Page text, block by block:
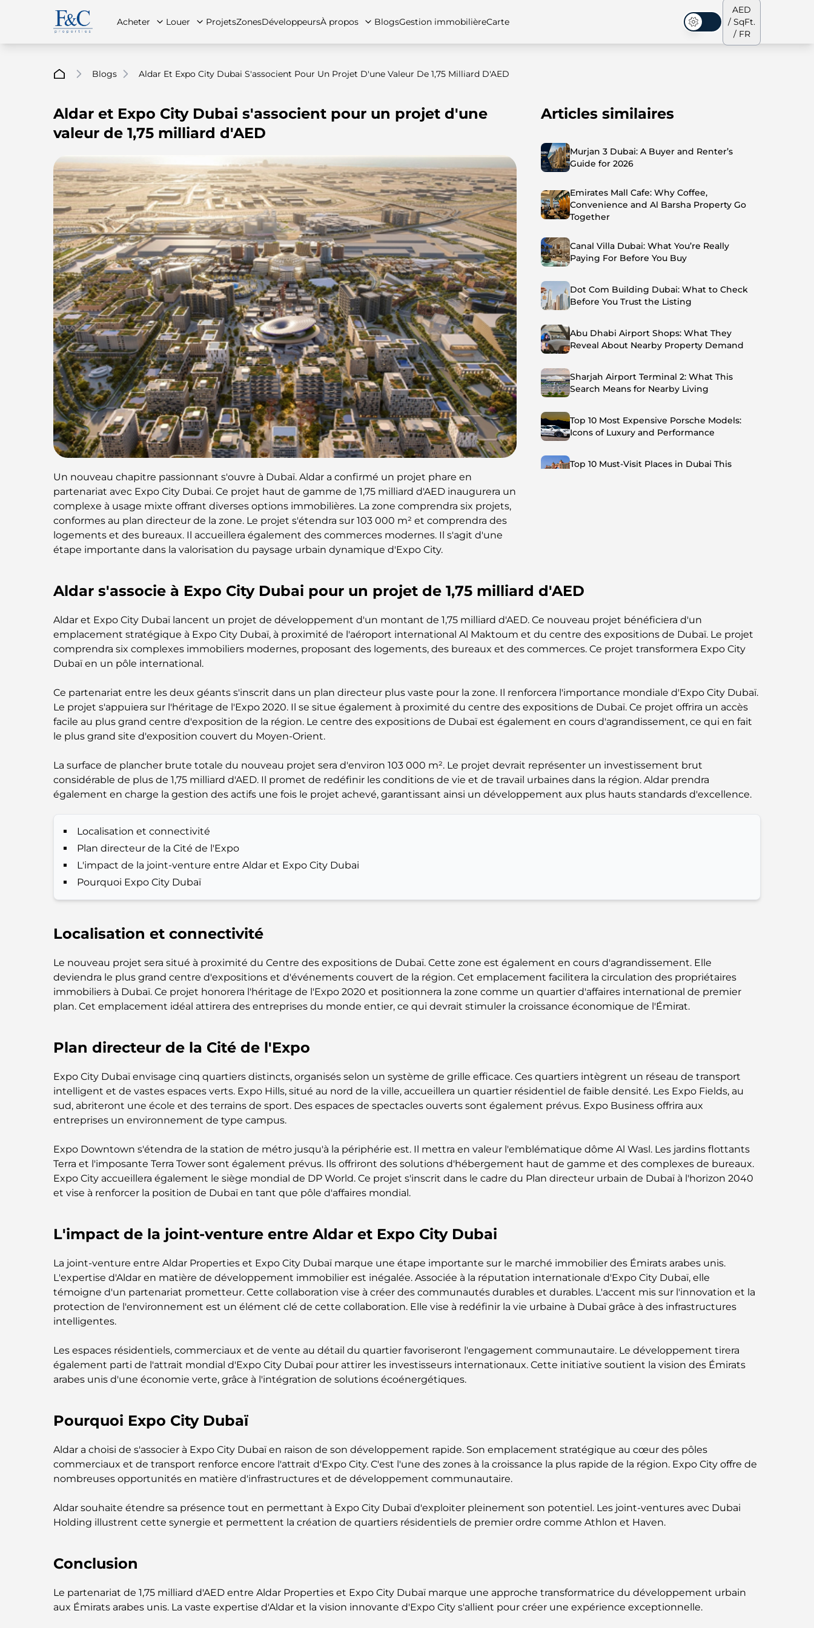
Acheter
Toutes les propriétés Appartements Villas Maisons de ville Penthouses
Louer
Toutes les propriétés Appartements Villas Maisons de ville Penthouses
ProjetsZonesDéveloppeursÀ propos
À propos de nous Contactez-nous Carrières FAQs Notre équipe
BlogsGestion immobilièreCarte
Mode sombre
AED
/ SqFt.
/ FR
Blogs Aldar Et Expo City Dubai S'associent Pour Un Projet D'une Valeur De 1,75 Milliard D'AED
Aldar et Expo City Dubai s'associent pour un projet d'une
valeur de 1,75 milliard d'AED
Un nouveau chapitre passionnant s'ouvre à Dubaï. Aldar a confirmé un projet phare en
partenariat avec Expo City Dubai. Ce projet haut de gamme de 1,75 milliard d'AED inaugurera un
complexe à usage mixte offrant diverses options immobilières. La zone comprendra six projets,
conformes au plan directeur de la zone. Le projet s'étendra sur 103 000 m² et comprendra des
logements et des bureaux. Il accueillera également des commerces modernes. Il s'agit d'une
étape importante dans la valorisation du paysage urbain dynamique d'Expo City.
Articles similaires
Murjan 3 Dubai: A Buyer and Renter’s
Guide for 2026
Emirates Mall Cafe: Why Coffee,
Convenience and Al Barsha Property Go
Together
Canal Villa Dubai: What You’re Really
Paying For Before You Buy
Dot Com Building Dubai: What to Check
Before You Trust the Listing
Abu Dhabi Airport Shops: What They
Reveal About Nearby Property Demand
Sharjah Airport Terminal 2: What This
Search Means for Nearby Living
Top 10 Most Expensive Porsche Models:
Icons of Luxury and Performance
Top 10 Must-Visit Places in Dubai This
Best Schools in Downtown Dubai: A Guide
Que faire à Dubaï en été : le guide ultime
pour profiter de la chaleur
de présents attentionnés et intemporels
Écoles à proximité de Palm Jumeirah : un
Les meilleurs hôtels de Business Bay, à
Dubaï : votre guide ultime
: un avant-goût d'Italie au cœur de la ville
Les 7 meilleures salles de sport de Dubai
Hills : le summum du fitness
Découvrez les meilleurs petits-déjeuners de
Business Bay, à Dubaï.
Lamborghini les plus chères jamais
construites : la liste ultime des
Les meilleures écoles près de Damac Hills
2 : un guide pour les familles
Les meilleurs restaurants indiens de Dubaï :
Découvrez la promenade de Palm
Jumeirah : une balade placée sous le signe
Hôtels 5 étoiles à Dubaï : un luxe inégalé
pour chaque voyageur
café et de la convivialité
Aldar s'associe à Expo City Dubai pour un projet de 1,75 milliard d'AED
Aldar et Expo City Dubaï lancent un projet de développement d'un montant de 1,75 milliard d'AED. Ce nouveau projet bénéficiera d'un
emplacement stratégique à Expo City Dubaï, à proximité de l'aéroport international Al Maktoum et du centre des expositions de Dubaï. Le projet
comprendra six complexes immobiliers modernes, proposant des logements, des bureaux et des commerces. Ce projet transformera Expo City
Dubaï en un pôle international.
Ce partenariat entre les deux géants s'inscrit dans un plan directeur plus vaste pour la zone. Il renforcera l'importance mondiale d'Expo City Dubaï.
Le projet s'appuiera sur l'héritage de l'Expo 2020. Il se situe également à proximité du centre des expositions de Dubaï. Ce projet offrira un accès
facile au plus grand centre d'exposition de la région. Le centre des expositions de Dubaï est également en cours d'agrandissement, ce qui en fait
le plus grand site d'exposition couvert du Moyen-Orient.
La surface de plancher brute totale du nouveau projet sera d'environ 103 000 m². Le projet devrait représenter un investissement brut
considérable de plus de 1,75 milliard d'AED. Il promet de redéfinir les conditions de vie et de travail urbaines dans la région. Aldar prendra
également en charge la gestion des actifs une fois le projet achevé, garantissant ainsi un développement aux plus hauts standards d'excellence.
Localisation et connectivité
Plan directeur de la Cité de l'Expo
L'impact de la joint-venture entre Aldar et Expo City Dubai
Pourquoi Expo City Dubaï
Localisation et connectivité
Le nouveau projet sera situé à proximité du Centre des expositions de Dubaï. Cette zone est également en cours d'agrandissement. Elle
deviendra le plus grand centre d'expositions et d'événements couvert de la région. Cet emplacement facilitera la circulation des propriétaires
immobiliers à Dubaï. Ce projet honorera l'héritage de l'Expo 2020 et positionnera la zone comme un quartier d'affaires international de premier
plan. Cet emplacement idéal attirera des entreprises du monde entier, ce qui devrait stimuler la croissance économique de l'Émirat.
Plan directeur de la Cité de l'Expo
Expo City Dubaï envisage cinq quartiers distincts, organisés selon un système de grille efficace. Ces quartiers intègrent un réseau de transport
intelligent et de vastes espaces verts. Expo Hills, situé au nord de la ville, accueillera un quartier résidentiel de faible densité. Les Expo Fields, au
sud, abriteront une école et des terrains de sport. Des espaces de spectacles ouverts sont également prévus. Expo Business offrira aux
entreprises un environnement de type campus.
Expo Downtown s'étendra de la station de métro jusqu'à la périphérie est. Il mettra en valeur l'emblématique dôme Al Wasl. Les jardins flottants
Terra et l'imposante Terra Tower sont également prévus. Ils offriront des solutions d'hébergement haut de gamme et des complexes de bureaux.
Expo City accueillera également le siège mondial de DP World. Ce projet s'inscrit dans le cadre du Plan directeur urbain de Dubaï à l'horizon 2040
et vise à renforcer la position de Dubaï en tant que pôle d'affaires mondial.
L'impact de la joint-venture entre Aldar et Expo City Dubai
La joint-venture entre Aldar Properties et Expo City Dubaï marque une étape importante sur le marché immobilier des Émirats arabes unis.
L'expertise d'Aldar en matière de développement immobilier est inégalée. Associée à la réputation internationale d'Expo City Dubaï, elle
témoigne d'un partenariat prometteur. Cette collaboration vise à créer des communautés durables et durables. L'accent mis sur l'innovation et la
protection de l'environnement est un élément clé de cette collaboration. Elle vise à redéfinir la vie urbaine à Dubaï grâce à des infrastructures
intelligentes.
Les espaces résidentiels, commerciaux et de vente au détail du quartier favoriseront l'engagement communautaire. Le développement tirera
également parti de l'attrait mondial d'Expo City Dubaï pour attirer les investisseurs internationaux. Cette initiative soutient la vision des Émirats
arabes unis d'une économie verte, grâce à l'intégration de solutions écoénergétiques.
Pourquoi Expo City Dubaï
Aldar a choisi de s'associer à Expo City Dubaï en raison de son développement rapide. Son emplacement stratégique au cœur des pôles
commerciaux et de transport renforce encore l'attrait d'Expo City. C'est l'une des zones à la croissance la plus rapide de la région. Expo City offre de
nombreuses opportunités en matière d'infrastructures et de développement communautaire.
Aldar souhaite étendre sa présence tout en permettant à Expo City Dubaï d'exploiter pleinement son potentiel. Les joint-ventures avec Dubai
Holding illustrent cette synergie et permettent la création de quartiers résidentiels de premier ordre comme Athlon et Haven.
Conclusion
Le partenariat de 1,75 milliard d'AED entre Aldar Properties et Expo City Dubaï marque une approche transformatrice du développement urbain
aux Émirats arabes unis. La vaste expertise d'Aldar et la vision innovante d'Expo City s'allient pour créer une expérience exceptionnelle.